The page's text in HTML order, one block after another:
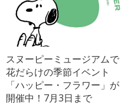
スヌーピーミュージアムで
花だらけの季節イベント
「ハッピー・フラワー」が
開催中！7月3日まで